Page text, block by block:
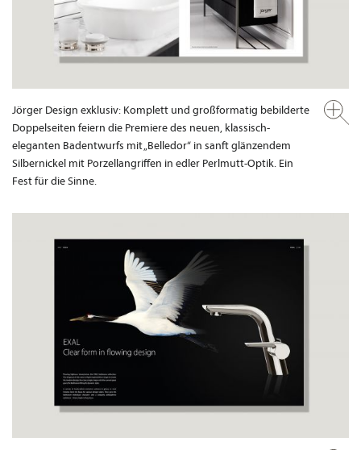
Jörger Design exklusiv: Komplett und großformatig bebilderte
Doppelseiten feiern die Premiere des neuen, klassisch-
eleganten Badentwurfs mit „Belledor“ in sanft glänzendem
Silbernickel mit Porzellangriffen in edler Perlmutt-Optik. Ein
Fest für die Sinne.